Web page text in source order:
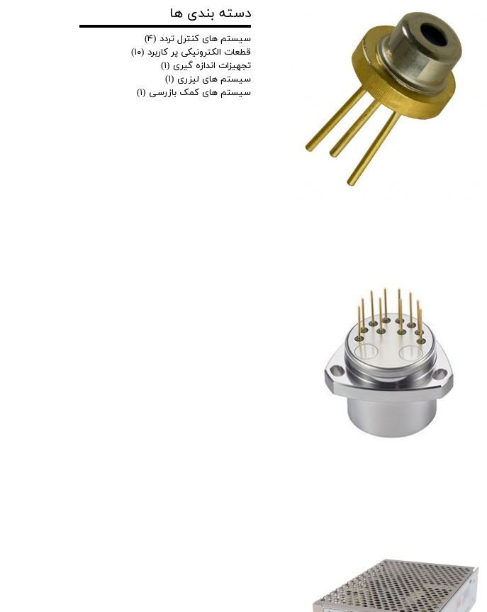
دسته بندی ها
سیستم های کنترل تردد (۴)
قطعات الکترونیکی پر کاربرد (۱۰)
تجهیزات اندازه گیری (۱)
سیستم های لیزری (۱)
سیستم های کمک بازرسی (۱)